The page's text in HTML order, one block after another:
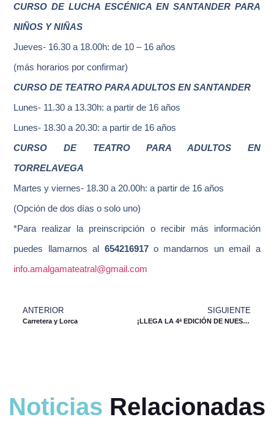
CURSO DE LUCHA ESCÉNICA EN SANTANDER PARA
NIÑOS Y NIÑAS
Jueves- 16.30 a 18.00h: de 10 – 16 años
(más horarios por confirmar)
CURSO DE TEATRO PARA ADULTOS EN SANTANDER
Lunes- 11.30 a 13.30h: a partir de 16 años
Lunes- 18.30 a 20.30: a partir de 16 años
CURSO DE TEATRO PARA ADULTOS EN
TORRELAVEGA
Martes y viernes- 18.30 a 20.00h: a partir de 16 años
(Opción de dos días o solo uno)
*Para realizar la preinscripción o recibir más información
puedes llamarnos al 654216917o mandarnos un email a
info.amalgamateatral@gmail.com
ANTERIOR
Carretera y Lorca
SIGUIENTE
¡LLEGA LA 4ª EDICIÓN DE NUESTRA SENDA MÁGICA POR LA VIESCA DE TORRELAVEGA!
Noticias Relacionadas